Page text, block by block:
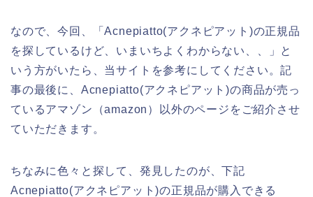
なので、今回、「Acnepiatto(アクネピアット)の正規品
を探しているけど、いまいちよくわからない、、」と
いう方がいたら、当サイトを参考にしてください。記
事の最後に、Acnepiatto(アクネピアット)の商品が売っ
ているアマゾン（amazon）以外のページをご紹介させ
ていただきます。
ちなみに色々と探して、発見したのが、下記
Acnepiatto(アクネピアット)の正規品が購入できる